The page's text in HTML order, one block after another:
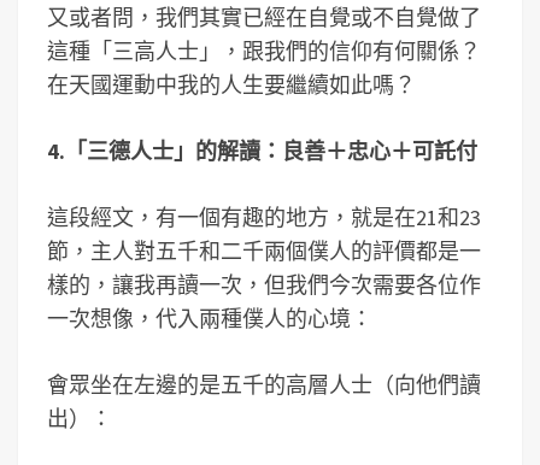
又或者問，我們其實已經在自覺或不自覺做了
這種「三高人士」，跟我們的信仰有何關係？
在天國運動中我的人生要繼續如此嗎？
4.「三德人士」的解讀：良善＋忠心＋可託付
這段經文，有一個有趣的地方，就是在21和23
節，主人對五千和二千兩個僕人的評價都是一
樣的，讓我再讀一次，但我們今次需要各位作
一次想像，代入兩種僕人的心境：
會眾坐在左邊的是五千的高層人士（向他們讀
出）：